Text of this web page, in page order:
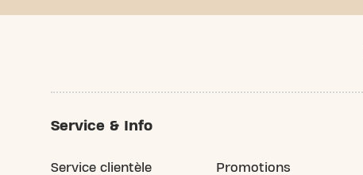
Service & Info
Service clientèle
Promotions